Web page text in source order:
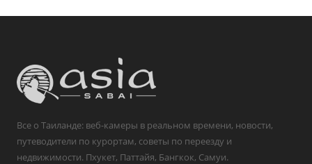
Все о Таиланде: веб-камеры в реальном времени, новости,
путеводители по курортам, советы по переезду и
недвижимости. Пхукет, Паттайя, Бангкок, Самуи.